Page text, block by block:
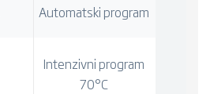
Automatski program
Intenzivni program
70°C